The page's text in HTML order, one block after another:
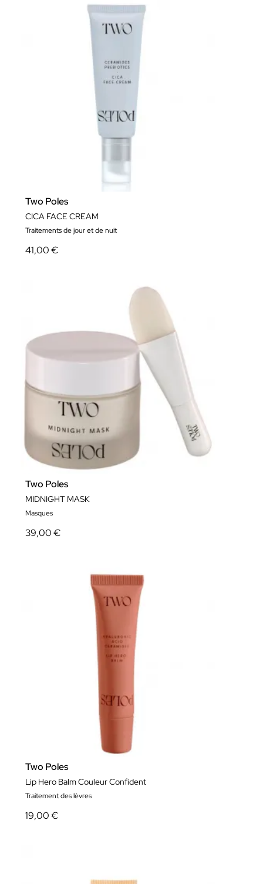
Two Poles
CICA FACE CREAM
Traitements de jour et de nuit
41,00 €
Two Poles
MIDNIGHT MASK
Masques
39,00 €
Two Poles
Lip Hero Balm Couleur Confident
Traitement des lèvres
19,00 €